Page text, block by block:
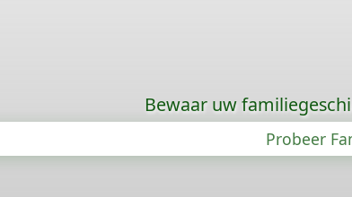
Bewaar uw
Probeer